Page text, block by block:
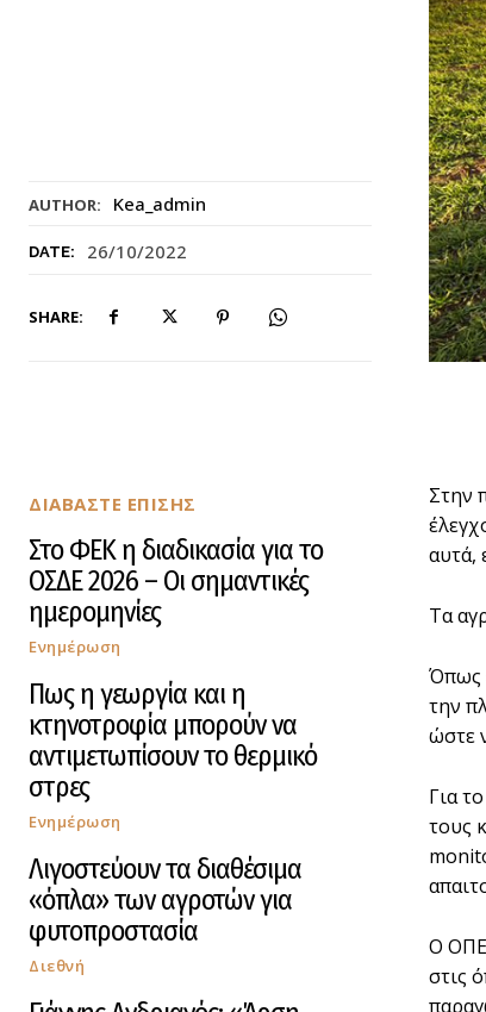
AUTHOR: Kea_admin
DATE: 26/10/2022
SHARE:
ΔΙΑΒΑΣΤΕ ΕΠΙΣΗΣ
Στο ΦΕΚ η διαδικασία για το
ΟΣΔΕ 2026 – Οι σημαντικές
ημερομηνίες
Ενημέρωση
Πως η γεωργία και η
κτηνοτροφία μπορούν να
αντιμετωπίσουν το θερμικό
στρες
Ενημέρωση
Λιγοστεύουν τα διαθέσιμα
«όπλα» των αγροτών για
φυτοπροστασία
Διεθνή
Στην
αυτά,
Τα
Όπως
την
ώστε
Για
τους
Ο
στις